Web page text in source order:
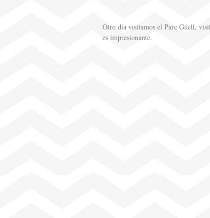
Otro día visitamos el Parc Güell,
es impresionante.